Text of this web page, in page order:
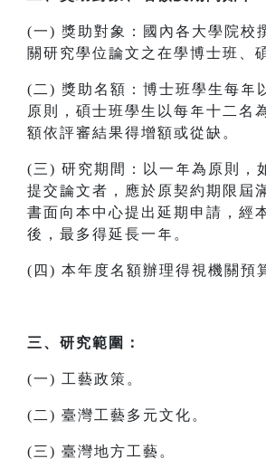
(一) 獎助對象：國內各大學院校
關研究學位論文之在學博士班、
(二) 獎助名額：博士班學生每年
原則，碩士班學生以每年十二名
額依評審結果得增額或從缺。
(三) 研究期間：以一年為原則，
提交論文者，應於原契約期限屆
書面向本中心提出延期申請，經
後，最多得延長一年。
(四) 本年度名額辦理得視機關預
三、研究範圍：
(一) 工藝政策。
(二) 臺灣工藝多元文化。
(三) 臺灣地方工藝。